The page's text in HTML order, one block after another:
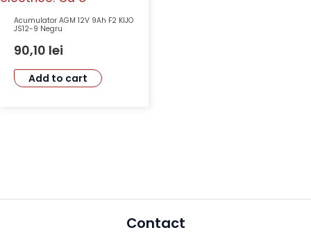
Acumulator AGM 12V 9Ah F2 KIJO
JS12-9 Negru
90,10 lei
Add to cart
Contact